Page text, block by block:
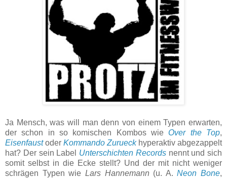
Ja Mensch, was will man denn von einem Typen erwarten,
der schon in so komischen Kombos wie Over the Top,
Eisenfaustoder Kommando Zurueckhyperaktiv abgezappelt
hat? Der sein Label Unterschichten Recordsnennt und sich
somit selbst in die Ecke stellt? Und der mit nicht weniger
schrägen Typen wie Lars Hannemann (u. A.Neon Bone,